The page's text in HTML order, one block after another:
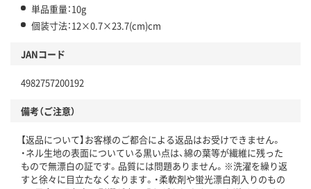
単品重量：10g
個装寸法：12×0.7×23.7(cm)cm
JANコード
4982757200192
備考（ご注意）
【返品について】お客様のご都合による返品はお受けできません。
・ネル生地の表面についている黒い点は、綿の葉等が繊維に残った
もので無漂白の証です。品質には問題ありません。※洗濯を繰り返
すと徐々に目立たなくなります。・柔軟剤や蛍光漂白剤入りのもの